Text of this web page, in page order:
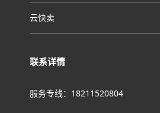
云快卖
联系详情
服务专线：18211520804